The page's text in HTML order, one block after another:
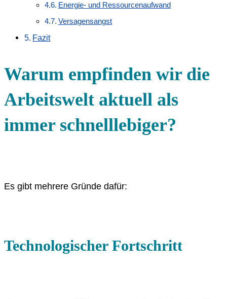
Energie- und Ressourcenaufwand
Versagensangst
Fazit
Warum empfinden wir die
Arbeitswelt aktuell als
immer schnelllebiger?
Es gibt mehrere Gründe dafür:
Technologischer Fortschritt